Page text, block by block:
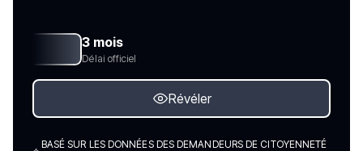
3 mois
Délai officiel
Révéler
BASÉ SUR LES DONNÉES DES DEMANDEURS DE CITOYENNETÉ